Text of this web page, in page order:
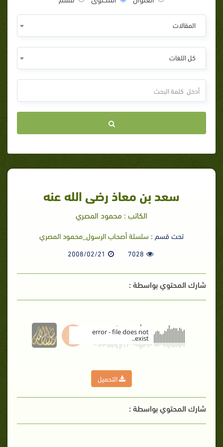
المقالات
كل اللغات
سعد بن معاذ رضى الله عنه
الكاتب : محمود المصري
تحت قسم : سلسلة أصحاب الرسول_محمود المصري
7028
2008/02/21
شارك المحتوي بواسطة :
error - file does not
exist..
التحميل
شارك المحتوي بواسطة :